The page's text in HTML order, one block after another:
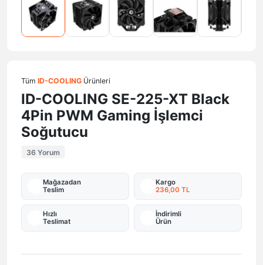
Tüm ID-COOLING Ürünleri
ID-COOLING SE-225-XT Black
4Pin PWM Gaming İşlemci
Soğutucu
36 Yorum
Mağazadan
Teslim
Kargo
236,00 TL
Hızlı
Teslimat
İndirimli
Ürün